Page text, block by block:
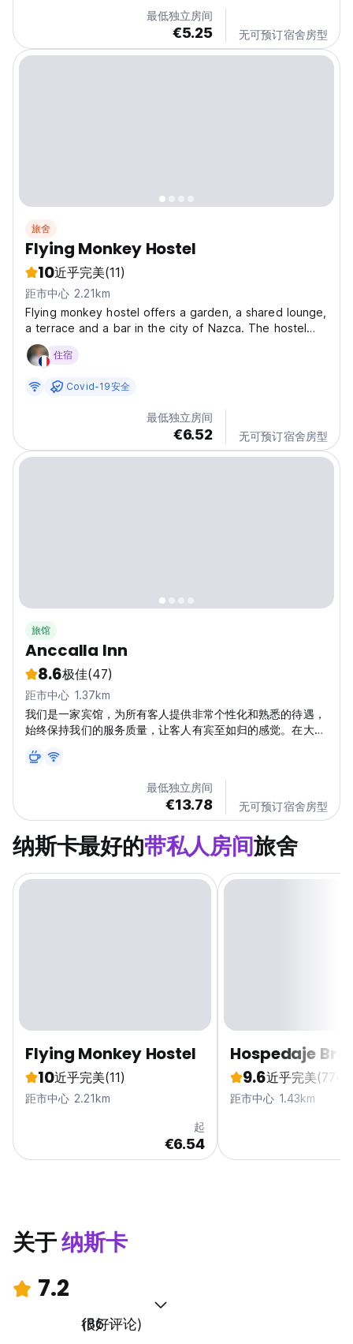
最低独立房间
€5.25 无可预订宿舍房型
旅舍
Flying Monkey Hostel
10近乎完美(11)
距市中心 2.21km
Flying monkey hostel offers a garden, a shared lounge,
a terrace and a bar in the city of Nazca. The hostel
also offers free WiFi access and free private parking.
The hostel features private accommodation with
住宿
Covid-19安全
最低独立房间
€6.52 无可预订宿舍房型
旅馆
Anccalla Inn
8.6极佳(47)
距市中心 1.37km
我们是一家宾馆，为所有客人提供非常个性化和熟悉的待遇，
始终保持我们的服务质量，让客人有宾至如归的感觉。在大流
致力于您的福祉和健康，让您安心无忧。我们将使您在我们的
宾馆和美丽的纳斯卡市度过愉快的时光。 我们提供前往城市
不同旅游景点的飞越和游览服务，只需在接待处询问即可，
100% 安全可靠。 根据住宿政策，住宿的入住时间为预订当
天的 13:30 起。 (Auto-translated from original language)
最低独立房间
€13.78 无可预订宿舍房型
纳斯卡最好的带私人房间旅舍
Flying Monkey Hostel
10近乎完美(11)
距市中心 2.21km
起
€6.54
Hospedaje
9.6近乎完美(774)
距市中心 1.43km
关于纳斯卡
7.2
很好
(86 评论)